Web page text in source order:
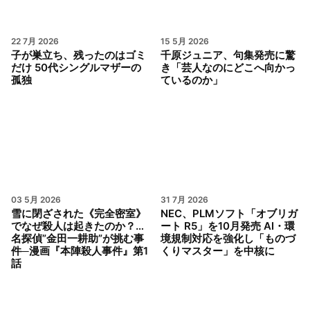
22 7月 2026
子が巣立ち、残ったのはゴミ
だけ 50代シングルマザーの
孤独
15 5月 2026
千原ジュニア、句集発売に驚
き「芸人なのにどこへ向かっ
ているのか」
03 5月 2026
雪に閉ざされた《完全密室》
でなぜ殺人は起きたのか？…
名探偵”金田一耕助”が挑む事
件─漫画『本陣殺人事件』第1
話
31 7月 2026
NEC、PLMソフト「オブリガ
ート R5」を10月発売 AI・環
境規制対応を強化し「ものづ
くりマスター」を中核に